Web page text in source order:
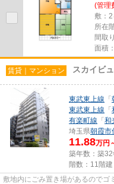
(管理
敷：
所在
間取
面積
賃貸｜マンション スカイビ
東武東上線 「
東武東上線 「
有楽町線 「 和
埼玉県朝霞市
11.88万円
築年数：築32
階数：11階建
敷地内にごみ置き場があるのでゴ